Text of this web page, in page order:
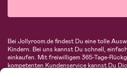
Bei Jollyroom.de findest Du eine tolle
Kindern. Bei uns kannst Du schnell,
einkaufen. Mit freiwilligem 365-Tage-
kompetenten Kundenservice kannst Du